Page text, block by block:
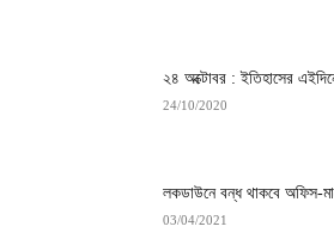
২৪ অক্টোবর : ইতিহাসের
24/10/2020
লকডাউনে বন্ধ থাকবে অফিস-
03/04/2021